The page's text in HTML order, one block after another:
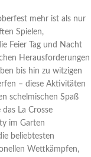
mehr ist als nur
Spielen,
Feier Tag und Nacht
Herausforderungen
bis hin zu witzigen
– diese Aktivitäten
schelmischen Spaß
La Crosse
im Garten
beliebtesten
Wettkämpfen,